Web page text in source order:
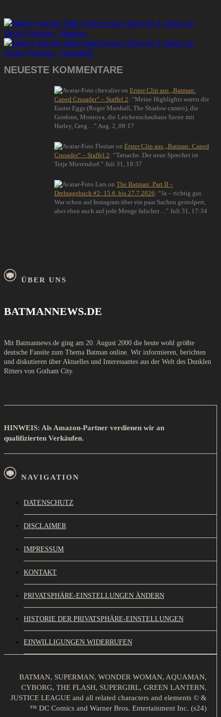
NEUESTE KOMMENTARE
chevalier on Erster Clip aus „Batman:
Caped Crusader“ – Staffel 2: “Meine Highlights waren die
Easter Eggs (Roger Marshall, The Shadow cameo), die
Gordons, Montoya, die Leichenschauhaus Szene mit
Harley, Greg… ” Aug. 2, 09:17
Florian on Erster Clip aus „Batman: Caped
Crusader“ – Staffel 2: “Tatsache. Der neue Sprecher ist
Tetje Mierendorf. ” Juli 31, 18:37
Lars on The Batman: Part II –
Drehtagebuch #2: 15.6. bis 27.7.2026: “Ja – richtig gut.
War schon auf Instagram über ein paar Sachen gestolpert,
aber eben auch auf jede Menge falscher… ” Juli 31, 17:34
ÜBER UNS
BATMANNEWS.DE
Mit Batmannews.de ging am 20. August 2000 die heute wohl größte
deutsche Fansite zum Thema Batman online. Wir informieren, berichten
und diskutieren über Aktuelles und Interessantes aus der Welt des Dunklen
Ritters von Gotham City.
HINWEIS: Als Amazon-Partner verdienen wir an
qualifizierten Verkäufen.
NAVIGATION
DATENSCHUTZ
DISCLAIMER
IMPRESSUM
KONTAKT
PRIVATSPHÄRE-EINSTELLUNGEN ÄNDERN
HISTORIE DER PRIVATSPHÄRE-EINSTELLUNGEN
EINWILLIGUNGEN WIDERRUFEN
BATMAN, SUPERMAN, WONDER WOMAN, AQUAMAN,
CYBORG, THE FLASH, SUPERGIRL, GREEN LANTERN,
JUSTICE LEAGUE and all related characters and elements © &
™ DC Comics and Warner Bros. Entertainment Inc. (s24)